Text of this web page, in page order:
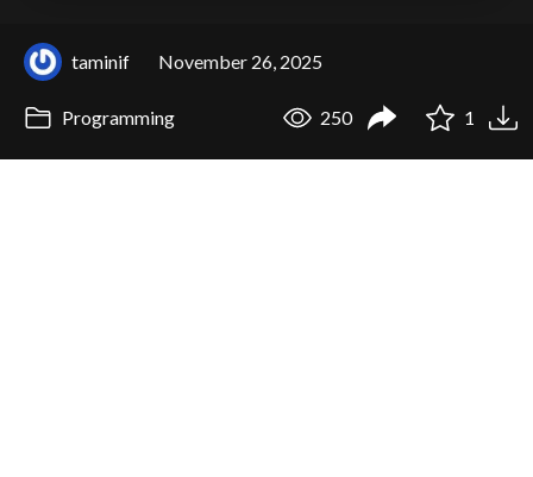
taminif November 26, 2025
Programming 250 1